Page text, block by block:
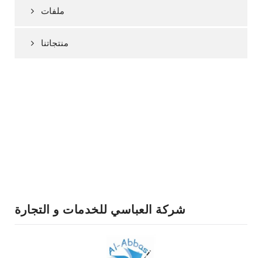
ملفات
منتجاتنا
شركة العباسي للخدمات و التجارة